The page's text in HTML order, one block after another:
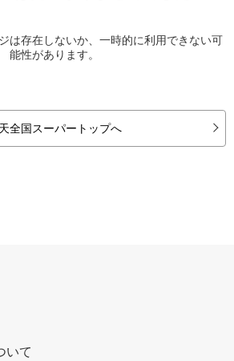
は存在しないか、一時的に利用できない可
能性があります。
全国スーパートップへ
いて